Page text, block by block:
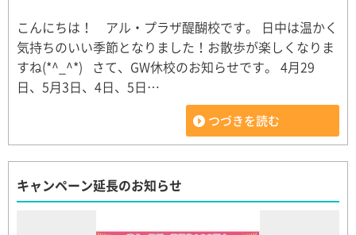
こんにちは！ アル・プラザ醍醐校です。 日中は温かく
気持ちのいい季節となりました！お散歩が楽しくなりま
すね(*^_^*) さて、GW休校のお知らせです。 4月29
日、5月3日、4日、5日…
つづきを読む
キャンペーン延長のお知らせ